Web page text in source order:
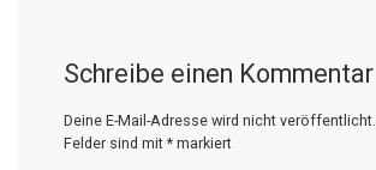
Schreibe einen Kommentar
Deine E-Mail-Adresse wird nicht veröffentlicht.
Felder sind mit *markiert